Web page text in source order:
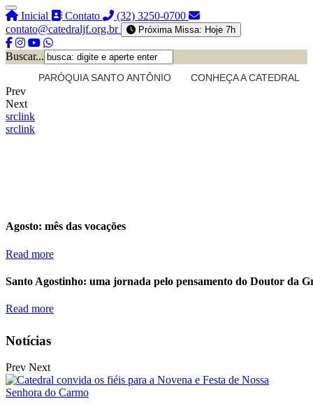
Inicial Contato
(32) 3250-0700
contato@catedraljf.org.br
Próxima Missa: Hoje 7h
Buscar...
PARÓQUIA SANTO ANTÔNIO CONHEÇA A CATEDRAL
Prev
Next
srclink
srclink
Agosto: mês das vocações
Read more
Santo Agostinho: uma jornada pelo pensamento do Doutor da
Read more
Notícias
Prev Next